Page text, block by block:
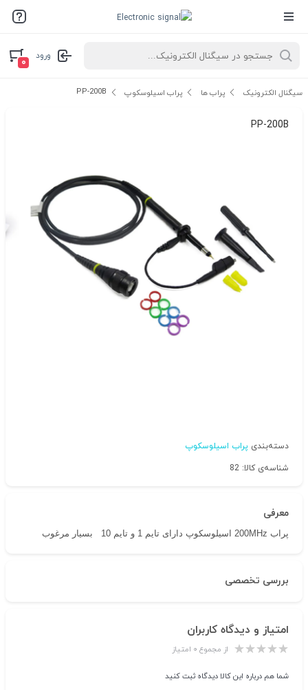
ورود
۰
سیگنال الکترونیک پراب ها پراب اسیلوسکوپ PP-200B
PP-200B
دسته‌بندی پراب اسیلوسکوپ
شناسه‌ی کالا: 82
معرفی
پراب 200MHz اسیلوسکوپ دارای تایم 1 و تایم 10 بسیار مرغوب
بررسی تخصصی
امتیاز و دیدگاه کاربران
از مجموع ۰ امتیاز
شما هم درباره این کالا دیدگاه ثبت کنید